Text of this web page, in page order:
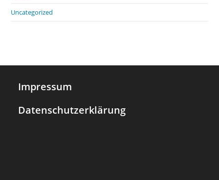
Uncategorized
Impressum
Datenschutzerklärung